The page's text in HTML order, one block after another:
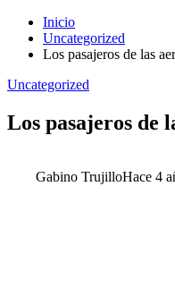
Inicio
Uncategorized
Los pasajeros de las
Uncategorized
Los pasajeros de
Gabino TrujilloHace 4